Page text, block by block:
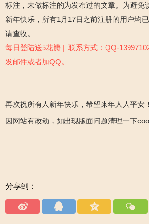
标注，未做标注的为发布过的文章。为避免
新年快乐，所有1月17日之前注册的用户均
请查收。
每日登陆送5花瓣 | 联系方式：QQ-
发邮件或者加QQ。
再次祝所有人新年快乐，希望来年人人平安！
因网站有改动，如出现版面问题清理一下
分享到：